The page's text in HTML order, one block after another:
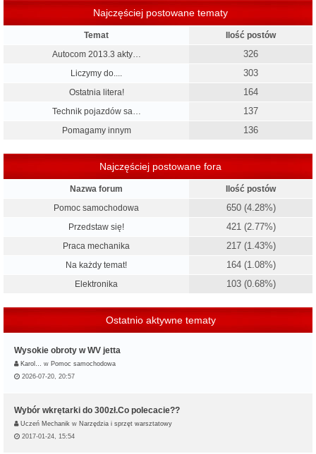
Najczęściej postowane tematy
Temat
Ilość postów
Autocom 2013.3 akty…
326
Liczymy do.... 303
Ostatnia litera! 164
Technik pojazdów sa… 137
Pomagamy innym 136
Najczęściej postowane fora
Nazwa forum
Ilość postów
Pomoc samochodowa
650 (4.28%)
Przedstaw się! 421 (2.77%)
Praca mechanika 217 (1.43%)
Na każdy temat! 164 (1.08%)
Elektronika 103 (0.68%)
Ostatnio aktywne tematy
Wysokie obroty w WV jetta
Karol… w Pomoc samochodowa
2026-07-20, 20:57
Wybór wkrętarki do 300zł.Co polecacie??
Uczeń Mechanik w Narzędzia i sprzęt warsztatowy
2017-01-24, 15:54